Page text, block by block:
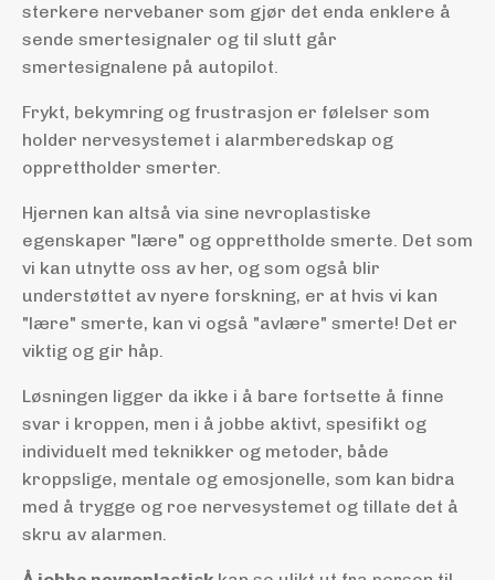
sterkere nervebaner som gjør det enda enklere å
sende smertesignaler og til slutt går
smertesignalene på autopilot.
Frykt, bekymring og frustrasjon er følelser som
holder nervesystemet i alarmberedskap og
opprettholder smerter.
Hjernen kan altså via sine nevroplastiske
egenskaper "lære" og opprettholde smerte. Det som
vi kan utnytte oss av her, og som også blir
understøttet av nyere forskning, er at hvis vi kan
"lære" smerte, kan vi også "avlære" smerte! Det er
viktig og gir håp.
Løsningen ligger da ikke i å bare fortsette å finne
svar i kroppen, men i å jobbe aktivt, spesifikt og
individuelt med teknikker og metoder, både
kroppslige, mentale og emosjonelle, som kan bidra
med å trygge og roe nervesystemet og tillate det å
skru av alarmen.